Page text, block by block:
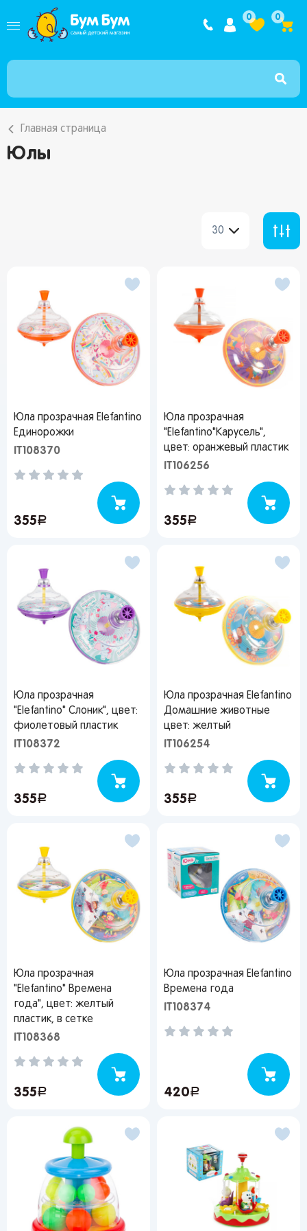
Интернет
0 0
Главная страница
Юлы
30
Юла прозрачная Elefantino
Единорожки
IT108370
355руб.
Юла прозрачная
"Elefantino"Карусель",
цвет: оранжевый пластик
IT106256
355руб.
Юла прозрачная
"Elefantino" Слоник", цвет:
фиолетовый пластик
IT108372
355руб.
Юла прозрачная Elefantino
Домашние животные
цвет: желтый
IT106254
355руб.
Юла прозрачная
"Elefantino" Времена
года", цвет: желтый
пластик, в сетке
IT108368
355руб.
Юла прозрачная Elefantino
Времена года
IT108374
420руб.
Вы сможете отслеживать статус своих